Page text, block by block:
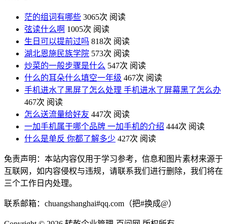
茫的组词有哪些 3065次 阅读
弦读什么啊 1005次 阅读
生日可以提前过吗 818次 阅读
湖北恩施民族学院 573次 阅读
炒菜的一般步骤是什么 547次 阅读
什么的耳朵什么填空一年级 467次 阅读
手机进水了黑屏了怎么处理 手机进水了屏幕黑了怎么办
467次 阅读
怎么送流量给好友 447次 阅读
一加手机属于哪个品牌 一加手机的介绍 444次 阅读
什么是单反 你都了解多少 427次 阅读
免责声明：本站内容仅用于学习参考，信息和图片素材来源于
互联网，如内容侵权与违规，请联系我们进行删除，我们将在
三个工作日内处理。
联系邮箱：chuangshanghai#qq.com（把#换成@）